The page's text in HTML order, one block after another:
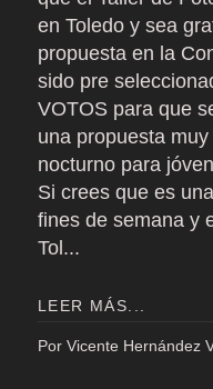
en Toledo y sea
propuesta en la
sido pre
VOTOS para que
una propuesta
nocturno para
Si crees que es
fines de semana y
Tol...
LEER MÁS...
Por Vicente